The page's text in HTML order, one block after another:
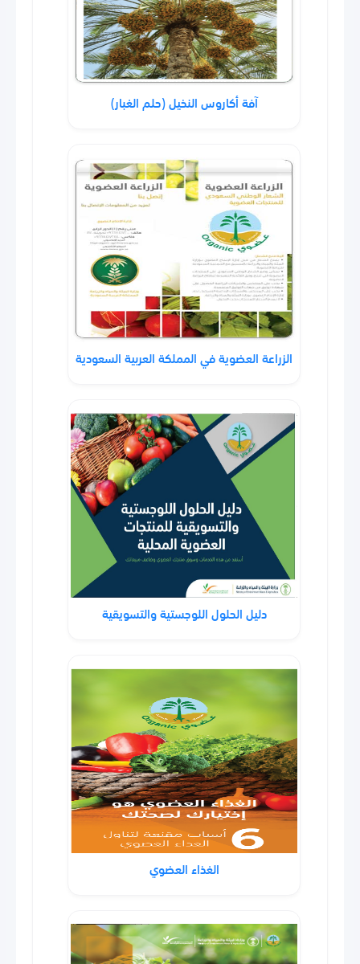
آفة أكاروس النخيل (حلم الغبار)
الزراعة العضوية في المملكة العربية السعودية
دليل الحلول اللوجستية والتسويقية
الغذاء العضوي